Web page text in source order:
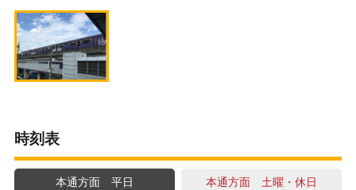
時刻表
本通方面 平日 本通方面 土曜・休日